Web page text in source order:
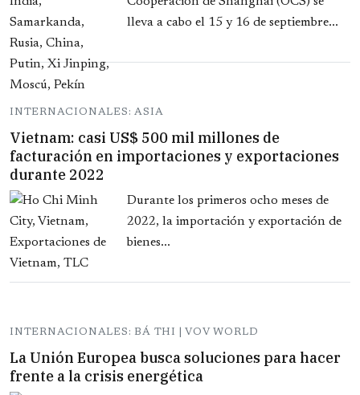
lleva a cabo el 15 y 16 de septiembre...
INTERNACIONALES: ASIA
Vietnam: casi US$ 500 mil millones de
facturación en importaciones y exportaciones
durante 2022
Durante los primeros ocho meses de
2022, la importación y exportación de
bienes...
INTERNACIONALES: BÁ THI | VOV WORLD
La Unión Europea busca soluciones para hacer
frente a la crisis energética